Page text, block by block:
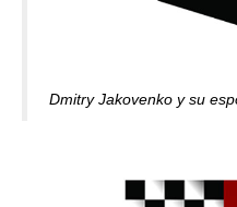
Dmitry Jakovenko y su